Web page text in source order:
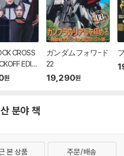
CROSS
EDITI
원
ガンダムフォワ-ド
22
19,290원
분야 책
본 상품 주문/배송